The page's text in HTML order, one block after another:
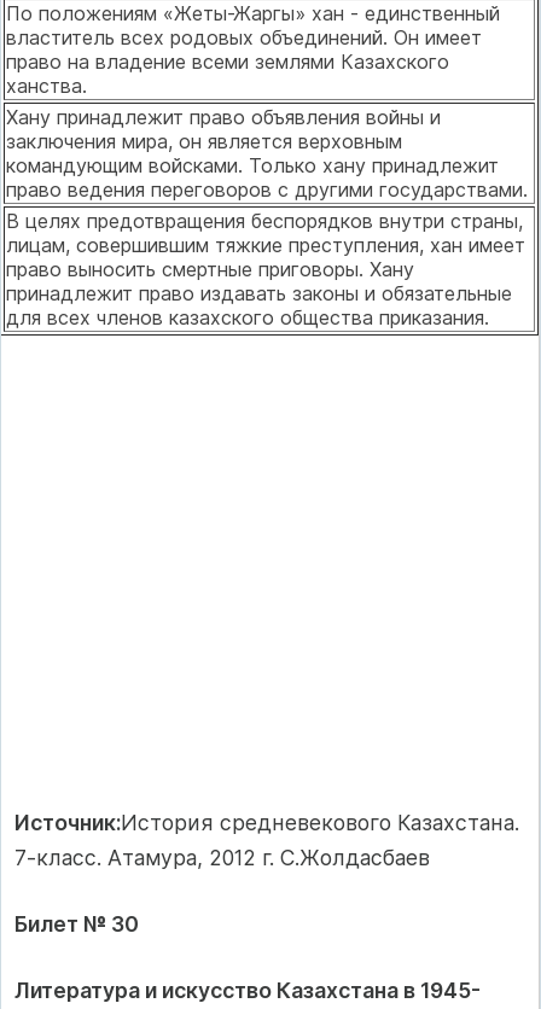
По положениям «Жеты-Жаргы» хан - единственный
властитель всех родовых объединений. Он имеет
право на владение всеми землями Казахского
ханства.
Хану принадлежит право объявления войны и
заключения мира, он является верховным
командующим войсками. Только хану принадлежит
право ведения переговоров с дру­гими государствами.
В целях предотвращения беспорядков внутри страны,
лицам, совершившим тяжкие преступления, хан имеет
право выносить смертные приговоры. Хану
принадлежит право издавать законы и обязательные
для всех членов казахского общества приказания.
Источник:История средневекового Казахстана.
7-класс. Атамура, 2012 г. С.Жолдасбаев
Билет № 30
Литература и искусство Казахстана в 1945-